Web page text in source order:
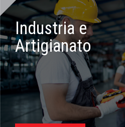
Industria e
Artigianato